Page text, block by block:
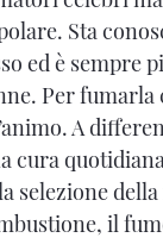
Sta
ed è sempre
Per fumarla
A
cura
selezione
il